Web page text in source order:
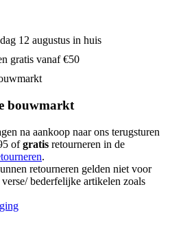
12 augustus in huis
gratis vanaf €50
bouwmarkt
na aankoop naar ons terugsturen
ofgratis retourneren in de
.
retourneren gelden niet voor
bederfelijke artikelen zoals